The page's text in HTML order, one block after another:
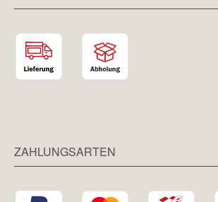
ZAHLUNGSARTEN